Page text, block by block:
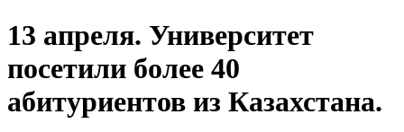
13 апреля. Университет
посетили более 40
абитуриентов из Казахстана.